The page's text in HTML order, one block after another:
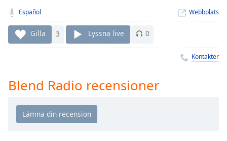
currently
behind
liveLIVE
Remaining
Time-
Chapters
Español Webbplats
Gilla 3 Lyssna live 0
Kontakter
Blend Radio recensioner